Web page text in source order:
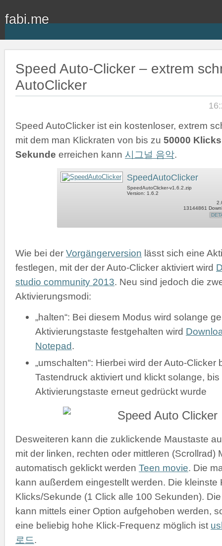
fabi.me
Speed Auto-Clicker – extrem
AutoClicker
Speed AutoClicker ist ein kostenloser, extrem
mit dem man Klickraten von bis zu 50000
Sekunde erreichen kann 시그널 음악.
SpeedAutoClicker
SpeedAutoClicker-v1.6.2.zip
Version: 1.6.2
13144861
Wie bei der Vorgängerversion lässt sich eine
festlegen, mit der der Auto-Clicker aktiviert wird
studio community 2013. Neu sind jedoch die
Aktivierungsmodi:
„halten“: Bei diesem Modus wird solange
Aktivierungstaste festgehalten wird
Notepad.
„umschalten“: Hierbei wird der Auto-Clicker
Tastendruck aktiviert und klickt solange, bis
Aktivierungstaste erneut gedrückt wurde
Desweiteren kann die zuklickende Maustaste
mit der linken, rechten oder mittleren (Scrollrad)
automatisch geklickt werden Teen movie. Die
kann außerdem eingestellt werden. Die kleinste
Klicks/Sekunde (1 Click alle 100 Sekunden).
kann mittels einer Option aufgehoben werden,
eine beliebig hohe Klick-Frequenz möglich ist
로드.